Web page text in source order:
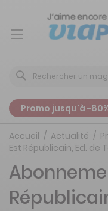
Promo jusqu'à -
Accueil Actualité
Est Républicain, Ed. de